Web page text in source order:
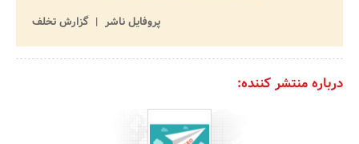
پروفایل ناشر
گزارش تخلف
درباره منتشر کننده: